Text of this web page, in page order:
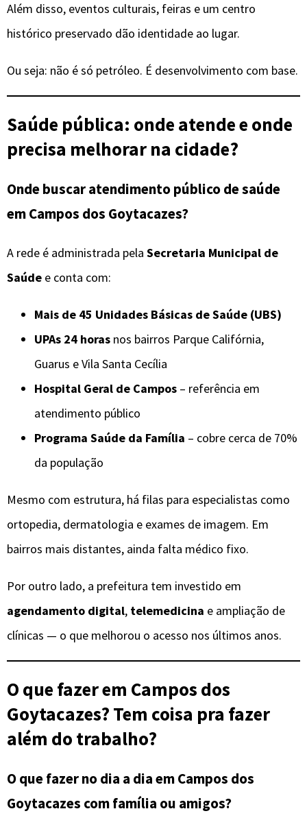
Além disso, eventos culturais, feiras e um centro
histórico preservado dão identidade ao lugar.
Ou seja: não é só petróleo. É desenvolvimento com base.
Saúde pública: onde atende e onde
precisa melhorar na cidade?
Onde buscar atendimento público de saúde
em Campos dos Goytacazes?
A rede é administrada pela Secretaria Municipal de
Saúde e conta com:
Mais de 45 Unidades Básicas de Saúde (UBS)
UPAs 24 horas nos bairros Parque Califórnia,
Guarus e Vila Santa Cecília
Hospital Geral de Campos – referência em
atendimento público
Programa Saúde da Família – cobre cerca de 70%
da população
Mesmo com estrutura, há filas para especialistas como
ortopedia, dermatologia e exames de imagem. Em
bairros mais distantes, ainda falta médico fixo.
Por outro lado, a prefeitura tem investido em
agendamento digital, telemedicina e ampliação de
clínicas — o que melhorou o acesso nos últimos anos.
O que fazer em Campos dos
Goytacazes? Tem coisa pra fazer
além do trabalho?
O que fazer no dia a dia em Campos dos
Goytacazes com família ou amigos?